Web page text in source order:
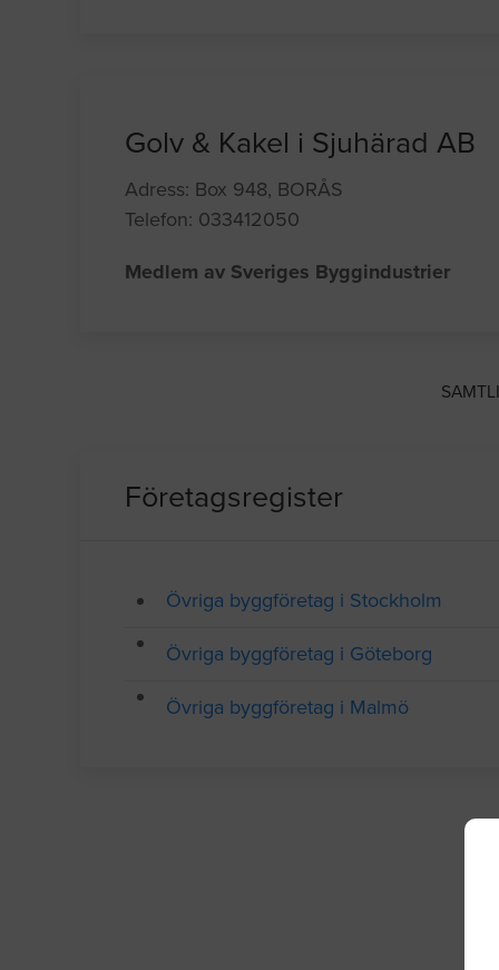
Golv & Kakel i Sjuhärad AB
Adress: Box 948, BORÅS
Telefon: 033412050
Medlem av Sveriges Byggindustrier
Företagsregister
Övriga byggföretag i Stockholm
Övriga byggföretag i Göteborg
Övriga byggföretag i Malmö